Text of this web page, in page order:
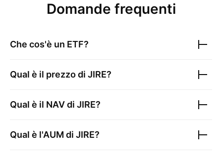
Domande frequenti
Che cos'è un ETF?
Qual è il prezzo di JIRE?
Qual è il NAV di JIRE?
Qual è l'AUM di JIRE?